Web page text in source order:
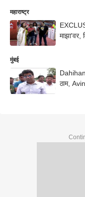
महाराष्ट्र
माझा'वर,
मुंबई
ठाम,